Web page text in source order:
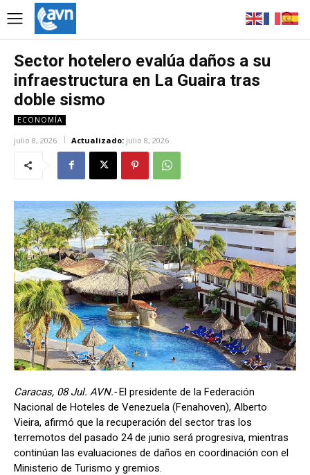
Sector hotelero evalúa daños a su
infraestructura en La Guaira tras
doble sismo
ECONOMÍA
julio 8, 2026 Actualizado: julio 8, 2026
Caracas, 08 Jul. AVN.-El presidente de la Federación
Nacional de Hoteles de Venezuela (Fenahoven), Alberto
Vieira, afirmó que la recuperación del sector tras los
terremotos del pasado 24 de junio será progresiva, mientras
continúan las evaluaciones de daños en coordinación con el
Ministerio de Turismo y gremios.